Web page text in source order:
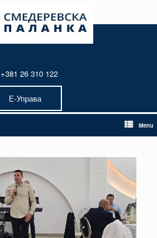
+381 26 310 122
Е-Управа
Menu